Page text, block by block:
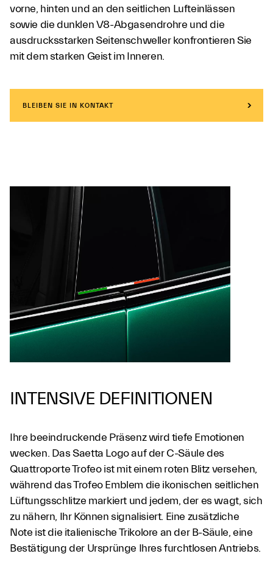
vorne, hinten und an den seitlichen Lufteinlässen
sowie die dunklen V8-Abgasendrohre und die
ausdrucksstarken Seitenschweller konfrontieren Sie
mit dem starken Geist im Inneren.
BLEIBEN SIE IN KONTAKT
INTENSIVE DEFINITIONEN
Ihre beeindruckende Präsenz wird tiefe Emotionen
wecken. Das Saetta Logo auf der C-Säule des
Quattroporte Trofeo ist mit einem roten Blitz versehen,
während das Trofeo Emblem die ikonischen seitlichen
Lüftungsschlitze markiert und jedem, der es wagt, sich
zu nähern, Ihr Können signalisiert. Eine zusätzliche
Note ist die italienische Trikolore an der B-Säule, eine
Bestätigung der Ursprünge Ihres furchtlosen Antriebs.